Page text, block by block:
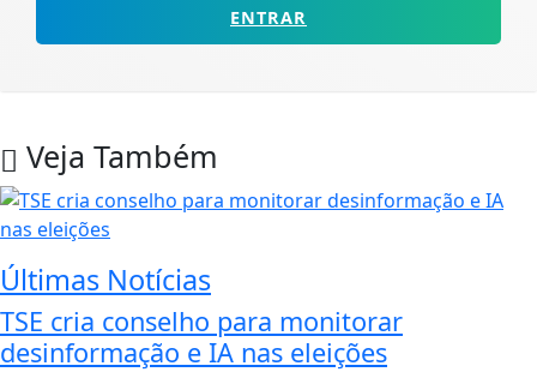
ENTRAR
Veja Também
Últimas Notícias
TSE cria conselho para monitorar
desinformação e IA nas eleições